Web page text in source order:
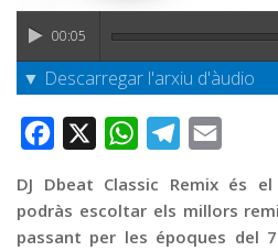
Publicitat
Contacte
00:05
▼ Descarregar l'arxiu d'àudio
Facebook WhatsAppTelegram
DJ Dbeat Classic Remix és
podràs escoltar els millors
passant per les époques del